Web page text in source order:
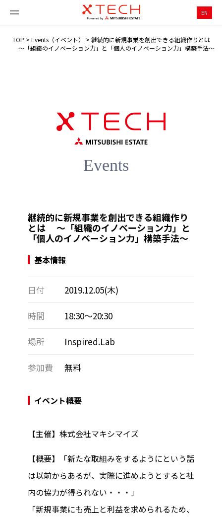
EN
TOP > Events（イベント） > 継続的に新規事業を創出できる組織作りとは
～「組織のイノベーション力」と「個人のイノベーション力」構築手法～
継続的に新規事業を創出できる組織作り
とは ～「組織のイノベーション力」と
「個人のイノベーション力」構築手法～
基本情報
日付 2019.12.05(木)
時間 18:30～20:30
場所 Inspired.Lab
参加費 無料
イベント概要
【主催】株式会社マキシマイズ
【概要】「新たな取組みをするようにという話
は以前からあるが、実際に進めようとすると社
内の協力が得られない・・・」
「新規事業にも売上と利益を求められるため、